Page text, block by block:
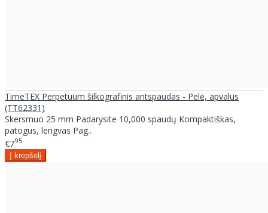
TimeTEX Perpetuum šilkografinis antspaudas - Pelė, apvalus
(TT62331)
Skersmuo 25 mm Padarysite 10,000 spaudų Kompaktiškas,
patogus, lengvas Pag..
€795